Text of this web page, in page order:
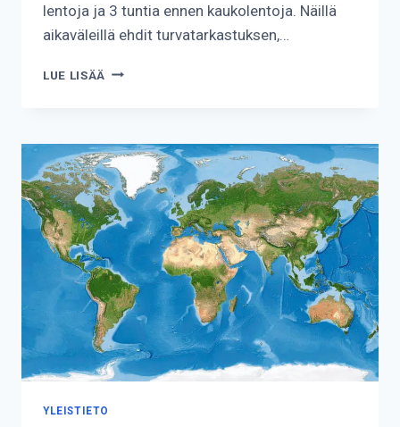
lentoja ja 3 tuntia ennen kaukolentoja. Näillä
aikaväleillä ehdit turvatarkastuksen,…
LUE LISÄÄ KUINKA
YLEISTIETO